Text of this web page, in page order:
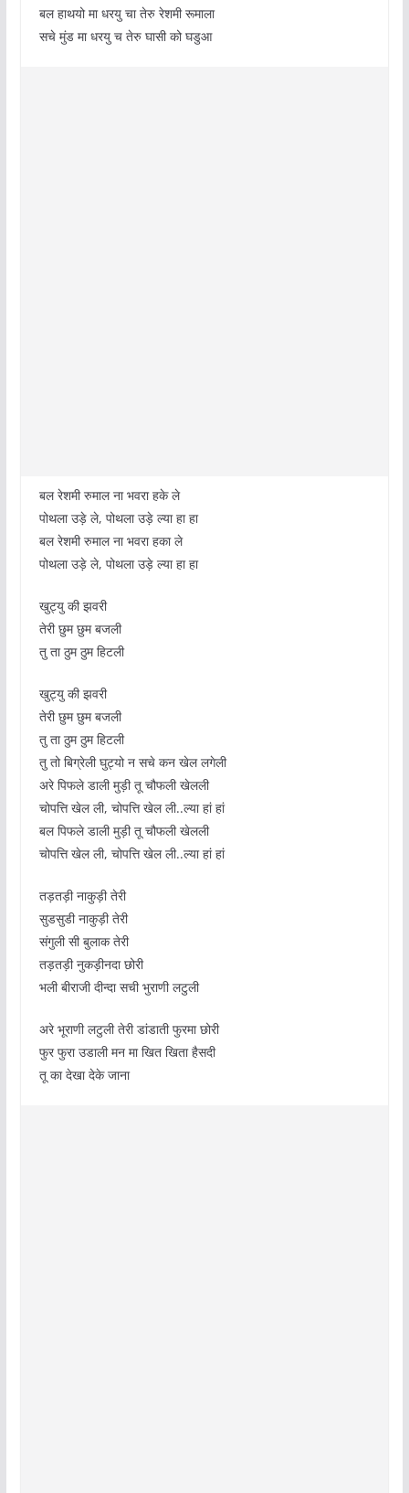
बल हाथयो मा धरयु चा तेरु रेशमी रूमाला
सचे मुंड मा धरयु च तेरु घासी को घडुआ
बल रेशमी रुमाल ना भवरा हके ले
पोथला उड़े ले, पोथला उड़े ल्या हा हा
बल रेशमी रुमाल ना भवरा हका ले
पोथला उड़े ले, पोथला उड़े ल्या हा हा
खुट्यु की झवरी
तेरी छुम छुम बजली
तु ता ठुम ठुम हिटली
खुट्यु की झवरी
तेरी छुम छुम बजली
तु ता ठुम ठुम हिटली
तु तो बिग्रेली घुट्यो न सचे कन खेल लगेली
अरे पिफले डाली मुड़ी तू चौफली खेलली
चोपत्ति खेल ली, चोपत्ति खेल ली..ल्या हां हां
बल पिफले डाली मुड़ी तू चौफली खेलली
चोपत्ति खेल ली, चोपत्ति खेल ली..ल्या हां हां
तड़तड़ी नाकुड़ी तेरी
सुडसुडी नाकुड़ी तेरी
संगुली सी बुलाक तेरी
तड़तड़ी नुकड़ीनदा छोरी
भली बीराजी दीन्दा सची भुराणी लटुली
अरे भूराणी लटुली तेरी डांडाती फुरमा छोरी
फुर फुरा उडाली मन मा खित खिता हैसदी
तू का देखा देके जाना